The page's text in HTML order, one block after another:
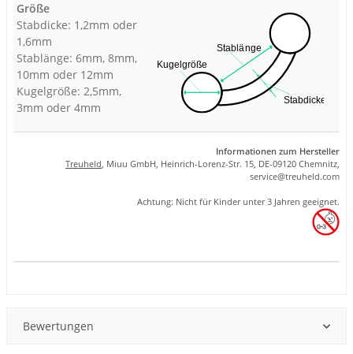
Größe
Stabdicke: 1,2mm oder
1,6mm
Stablänge: 6mm, 8mm,
10mm oder 12mm
Kugelgröße: 2,5mm,
3mm oder 4mm
Informationen zum Hersteller
Treuheld, Miuu GmbH, Heinrich-Lorenz-Str. 15, DE-09120 Chemnitz,
service@treuheld.com
Achtung: Nicht für Kinder unter 3 Jahren geeignet.
Bewertungen